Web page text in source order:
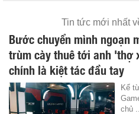
Tin tức mới nhất
Bước chuyển mình ngoạn
trùm cày thuê tới anh 'thợ
chính là kiệt tác đầu tay
Kể
chủ